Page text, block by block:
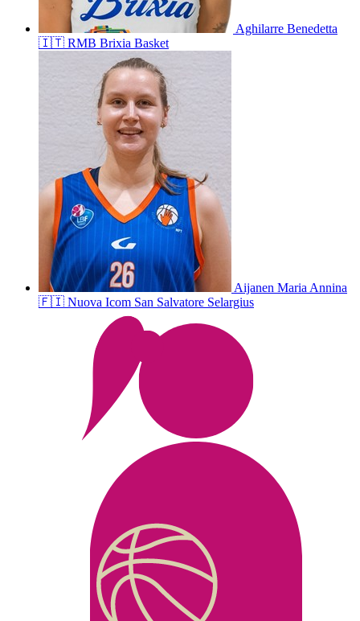
Aghilarre Benedetta
🇮🇹 RMB Brixia Basket
Aijanen Maria Annina
🇫🇮 Nuova Icom San Salvatore Selargius